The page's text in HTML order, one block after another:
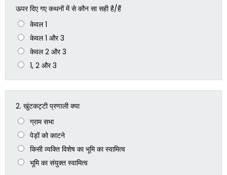
ऊपर दिए गए कथनों में से कौन सा सही है/हैं
केवल 1
केवल 1 और 3
केवल 2 और 3
1, 2 और 3
2. खुंटकट्टी प्रणाली क्या
ग्राम सभा
पेड़ों को काटने
किसी व्यक्ति विशेष का भूमि का स्वामित्व
भूमि का संयुक्त स्वामित्व